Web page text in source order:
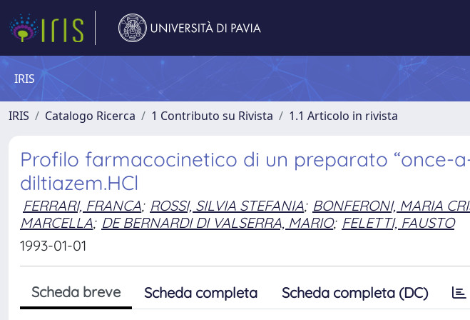
IRIS
IRIS Catalogo Ricerca 1 Contributo su Rivista 1.1 Articolo in rivista
Profilo farmacocinetico di un preparato “once-
diltiazem.HCl
FERRARI, FRANCA; ROSSI, SILVIA STEFANIA; BONFERONI, MARIA
MARCELLA; DE BERNARDI DI VALSERRA, MARIO; FELETTI, FAUSTO
1993-01-01
Scheda breve Scheda completa Scheda completa (DC)